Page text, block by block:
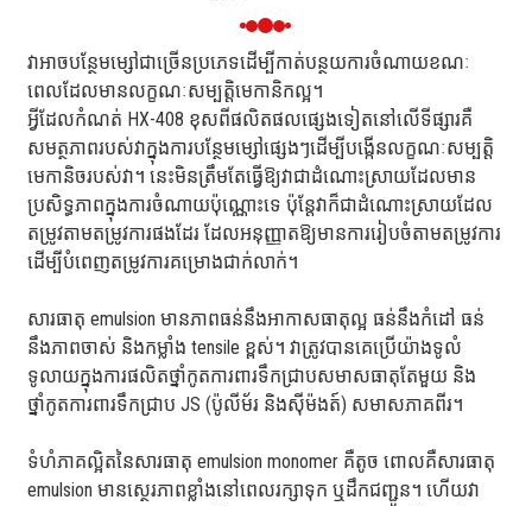
វាអាចបន្ថែមម្សៅជាច្រើនប្រភេទដើម្បីកាត់បន្ថយការចំណាយខណៈ
ពេលដែលមានលក្ខណៈសម្បត្តិមេកានិកល្អ។
អ្វីដែលកំណត់ HX-408 ខុសពីផលិតផលផ្សេងទៀតនៅលើទីផ្សារគឺ
សមត្ថភាពរបស់វាក្នុងការបន្ថែមម្សៅផ្សេងៗដើម្បីបង្កើនលក្ខណៈសម្បត្តិ
មេកានិចរបស់វា។ នេះមិនត្រឹមតែធ្វើឱ្យវាជាដំណោះស្រាយដែលមាន
ប្រសិទ្ធភាពក្នុងការចំណាយប៉ុណ្ណោះទេ ប៉ុន្តែវាក៏ជាដំណោះស្រាយដែល
តម្រូវតាមតម្រូវការផងដែរ ដែលអនុញ្ញាតឱ្យមានការរៀបចំតាមតម្រូវការ
ដើម្បីបំពេញតម្រូវការគម្រោងជាក់លាក់។
សារធាតុ emulsion មានភាពធន់នឹងអាកាសធាតុល្អ ធន់នឹងកំដៅ ធន់
នឹងភាពចាស់ និងកម្លាំង tensile ខ្ពស់។ វាត្រូវបានគេប្រើយ៉ាងទូលំ
ទូលាយក្នុងការផលិតថ្នាំកូតការពារទឹកជ្រាបសមាសធាតុតែមួយ និង
ថ្នាំកូតការពារទឹកជ្រាប JS (ប៉ូលីម័រ និងស៊ីម៉ងត៍) សមាសភាគពីរ។
ទំហំភាគល្អិតនៃសារធាតុ emulsion monomer គឺតូច ពោលគឺសារធាតុ
emulsion មានស្ថេរភាពខ្លាំងនៅពេលរក្សាទុក ឬដឹកជញ្ជូន។ ហើយវា